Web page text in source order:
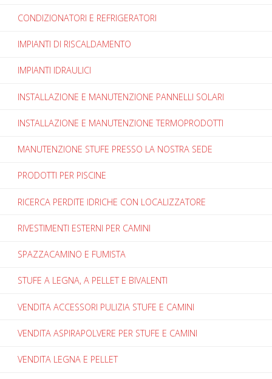
CONDIZIONATORI E REFRIGERATORI
IMPIANTI DI RISCALDAMENTO
IMPIANTI IDRAULICI
INSTALLAZIONE E MANUTENZIONE PANNELLI SOLARI
INSTALLAZIONE E MANUTENZIONE TERMOPRODOTTI
MANUTENZIONE STUFE PRESSO LA NOSTRA SEDE
PRODOTTI PER PISCINE
RICERCA PERDITE IDRICHE CON LOCALIZZATORE
RIVESTIMENTI ESTERNI PER CAMINI
SPAZZACAMINO E FUMISTA
STUFE A LEGNA, A PELLET E BIVALENTI
VENDITA ACCESSORI PULIZIA STUFE E CAMINI
VENDITA ASPIRAPOLVERE PER STUFE E CAMINI
VENDITA LEGNA E PELLET